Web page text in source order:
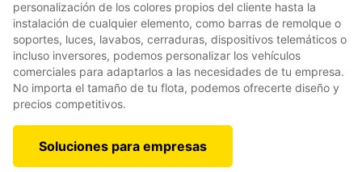
personalización de los colores propios del cliente hasta la
instalación de cualquier elemento, como barras de remolque o
soportes, luces, lavabos, cerraduras, dispositivos telemáticos o
incluso inversores, podemos personalizar los vehículos
comerciales para adaptarlos a las necesidades de tu empresa.
No importa el tamaño de tu flota, podemos ofrecerte diseño y
precios competitivos.
Soluciones para empresas